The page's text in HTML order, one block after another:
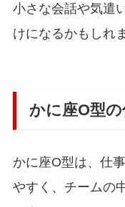
小さな会話や気遣
けになるかもしれ
かに座O型
かに座O型は、仕
やすく、チームの